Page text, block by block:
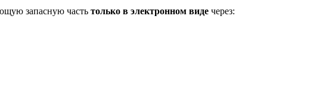
запасную часть только в электронном виде через: